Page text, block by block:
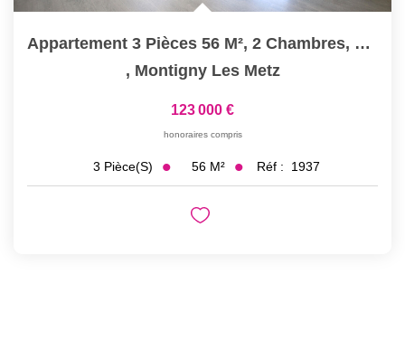
Appartement 3 Pièces 56 M², 2 Chambres, Une Cave À Vendre À...
, Montigny Les Metz
123 000 €
honoraires compris
3 Pièce(s) 56 M² Réf : 1937